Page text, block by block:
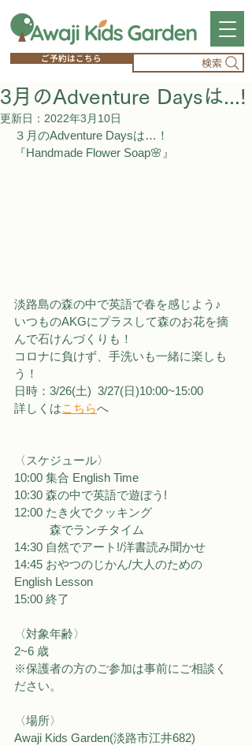
ご予約はこちら 検索
3月のAdventure Daysは...!
更新日： 2022年3月10日
３月のAdventure Daysは…！
『Handmade Flower Soap🌸』
淡路島の森の中で英語で春を感じよう♪
いつものAKGにプラスして森のお花を摘
んで石けんづくりも！
コロナに負けず、手洗いも一緒に楽しも
う！
日時：3/26(土)  3/27(日)10:00~15:00
詳しくはこちらへ
〈スケジュール〉
10:00 集合 English Time
10:30 森の中で英語で遊ぼう!
12:00 たき火でクッキング
森でランチタイム
14:30 自然でアート!/洋書読み聞かせ
14:45 おやつのじかん/大人のための
English Lesson
15:00 終了
〈対象年齢〉
2~6 歳
※保護者の方のご参加は事前にご相談く
ださい。
〈場所〉
Awaji Kids Garden(淡路市江井682)